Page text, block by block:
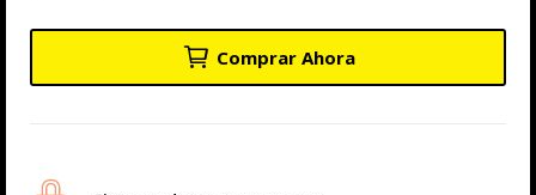
Comprar Ahora